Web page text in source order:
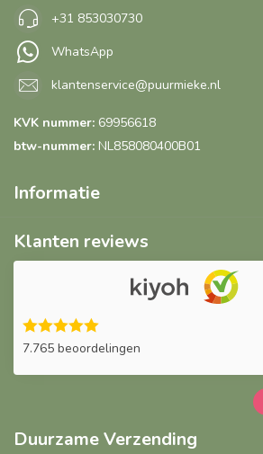
+31 853030730
WhatsApp
klantenservice@puurmieke.nl
KVK nummer: 69956618
btw-nummer: NL858080400B01
Informatie
Klanten reviews
7.765 beoordelingen
Duurzame Verzending